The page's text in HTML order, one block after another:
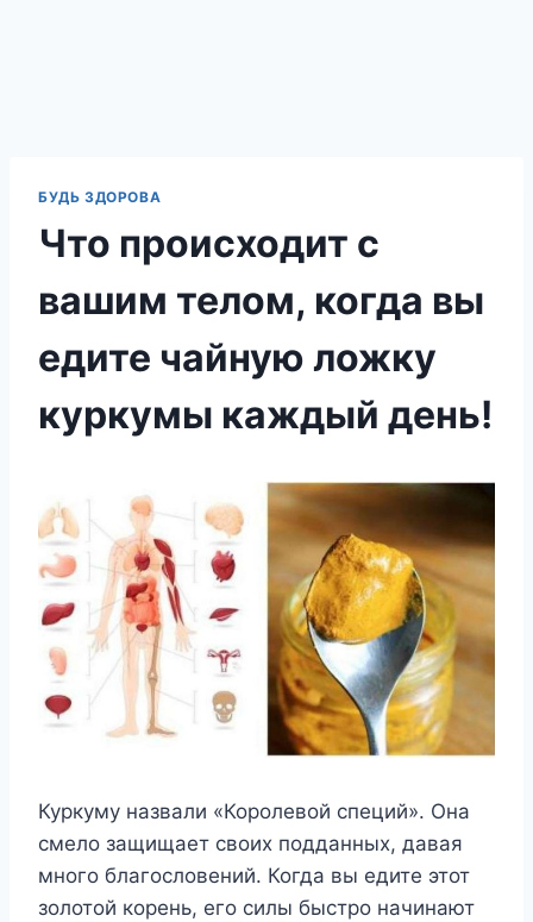
БУДЬ ЗДОРОВА
Что происходит с
вашим телом, когда вы
едите чайную ложку
куркумы каждый день!
Куркуму назвали «Королевой специй». Она
смело защищает своих подданных, давая
много благословений. Когда вы едите этот
золотой корень, его силы быстро начинают